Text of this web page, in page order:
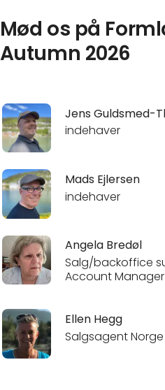
Mød os på
Autumn 2026
Jens Guldsmed-
indehaver
Mads Ejlersen
indehaver
Angela Bredøl
Salg/backoffice
Account Manager
Ellen Hegg
Salgsagent